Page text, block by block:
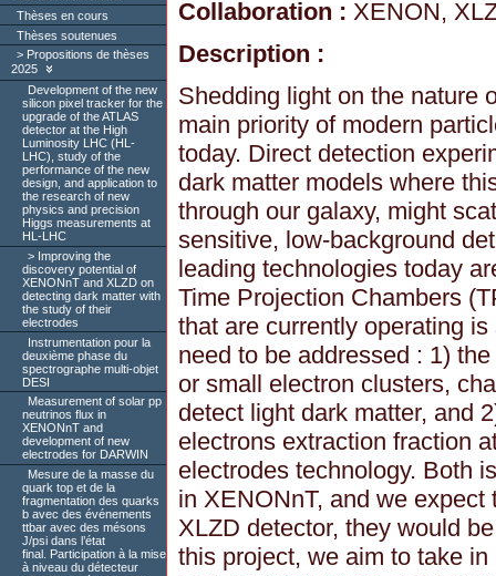
Thèses en cours
Thèses soutenues
Propositions de thèses
2025
Development of the new
silicon pixel tracker for the
upgrade of the ATLAS
detector at the High
Luminosity LHC (HL-
LHC), study of the
performance of the new
design, and application to
the research of new
physics and precision
Higgs measurements at
HL-LHC
Improving the
discovery potential of
XENONnT and XLZD on
detecting dark matter with
the study of their
electrodes
Instrumentation pour la
deuxième phase du
spectrographe multi-objet
DESI
Measurement of solar pp
neutrinos flux in
XENONnT and
development of new
electrodes for DARWIN
Mesure de la masse du
quark top et de la
fragmentation des quarks
b avec des événements
ttbar avec des mésons
J/psi dans l’état
final. Participation à la mise
à niveau du détecteur
Collaboration : XENON,
Description :
Shedding light on the nature
main priority of modern
today. Direct detection
dark matter models where
through our galaxy, might
sensitive, low-background
leading technologies today
Time Projection Chambers
that are currently operating
need to be addressed : 1)
or small electron clusters,
detect light dark matter, and
electrons extraction fraction
electrodes technology. Both
in XENONnT, and we
XLZD detector, they would
this project, we aim to take